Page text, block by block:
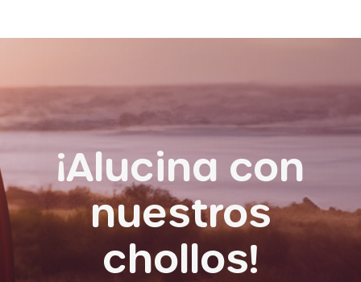
¡Alucina con
nuestros
chollos!